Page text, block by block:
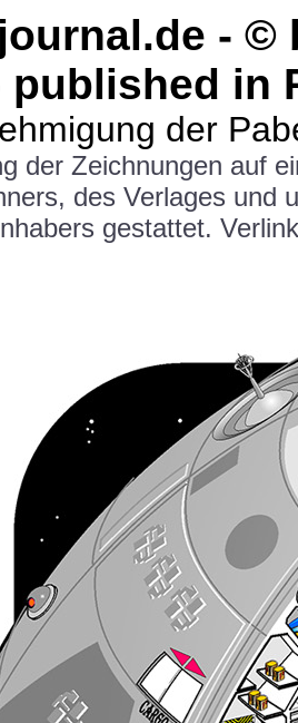
- ©
published in
der
der Zeichnungen auf
des Verlages und
gestattet.